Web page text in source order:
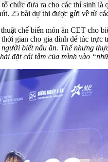
chức đưa ra cho các thí sinh
25 bài dự thi được gửi về từ
chế biến món ăn CET cho
gian cho gia đình để túc trực
biết nấu ăn. Thế nhưng
đặt cái tâm của mình vào